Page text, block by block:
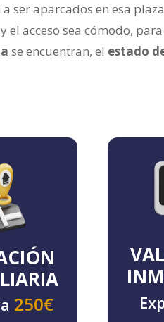
ser aparcados en esa
acceso sea cómodo,
se encuentran, el estado
250€